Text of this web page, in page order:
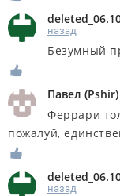
назад
Безумный
Павел (Pshir)
Феррари
пожалуй,
назад